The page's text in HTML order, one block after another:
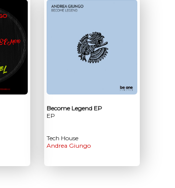
Become Legend EP
EP
Tech House
Andrea Giungo